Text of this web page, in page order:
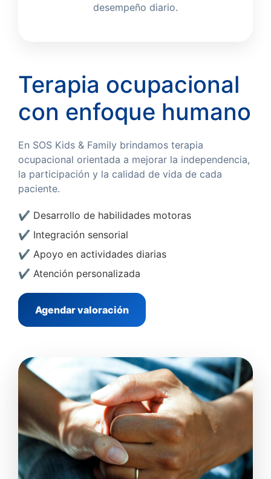
desempeño diario.
Terapia ocupacional
con enfoque humano
En SOS Kids & Family brindamos terapia
ocupacional orientada a mejorar la independencia,
la participación y la calidad de vida de cada
paciente.
✔ Desarrollo de habilidades motoras
✔ Integración sensorial
✔ Apoyo en actividades diarias
✔ Atención personalizada
Agendar valoración